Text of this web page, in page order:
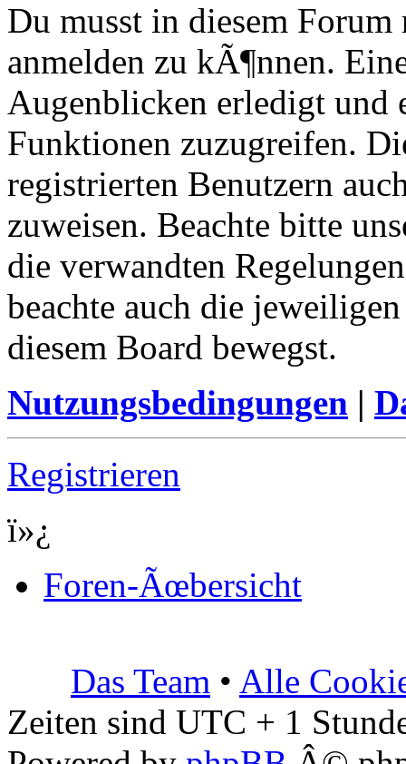
Du musst in diesem
anmelden zu kÃ¶nnen.
Augenblicken erledigt und
Funktionen zuzugreifen.
registrierten Benutzern
zuweisen. Beachte bitte
die verwandten
beachte auch die
diesem Board bewegst.
Nutzungsbedingungen |
Registrieren
ï»¿
Foren-Ãœbersicht
Das Team • Alle
Zeiten sind UTC + 1